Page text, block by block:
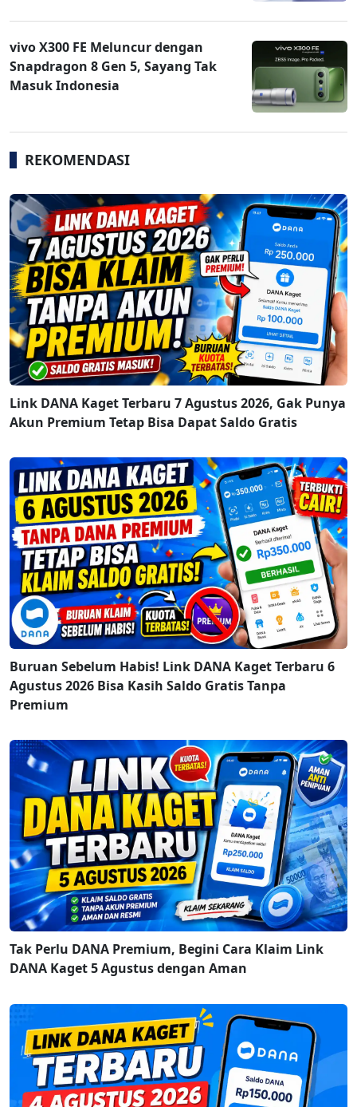
vivo X300 FE Meluncur dengan
Snapdragon 8 Gen 5, Sayang Tak
Masuk Indonesia
REKOMENDASI
Link DANA Kaget Terbaru 7 Agustus 2026, Gak Punya
Akun Premium Tetap Bisa Dapat Saldo Gratis
Buruan Sebelum Habis! Link DANA Kaget Terbaru 6
Agustus 2026 Bisa Kasih Saldo Gratis Tanpa
Premium
Tak Perlu DANA Premium, Begini Cara Klaim Link
DANA Kaget 5 Agustus dengan Aman